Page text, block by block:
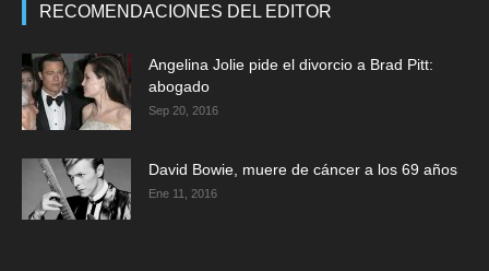
RECOMENDACIONES DEL EDITOR
Angelina Jolie pide el divorcio a Brad Pitt:
abogado
Sep 20, 2016
David Bowie, muere de cáncer a los 69 años
Ene 11, 2016